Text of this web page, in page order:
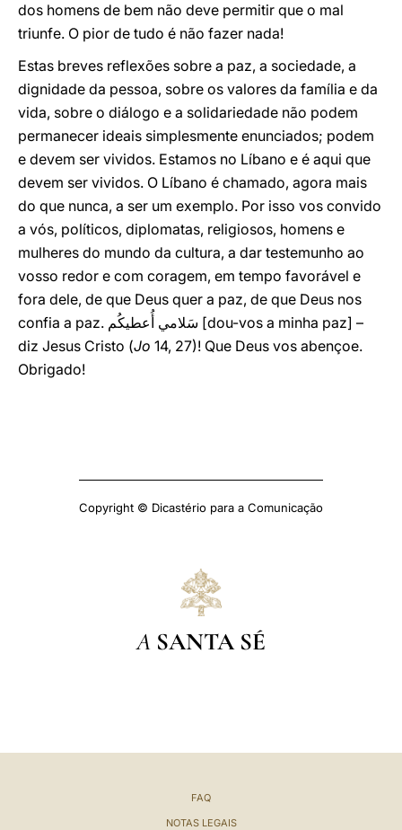
dos homens de bem não deve permitir que o mal
triunfe. O pior de tudo é não fazer nada!
Estas breves reflexões sobre a paz, a sociedade, a
dignidade da pessoa, sobre os valores da família e da
vida, sobre o diálogo e a solidariedade não podem
permanecer ideais simplesmente enunciados; podem
e devem ser vividos. Estamos no Líbano e é aqui que
devem ser vividos. O Líbano é chamado, agora mais
do que nunca, a ser um exemplo. Por isso vos convido
a vós, políticos, diplomatas, religiosos, homens e
mulheres do mundo da cultura, a dar testemunho ao
vosso redor e com coragem, em tempo favorável e
fora dele, de que Deus quer a paz, de que Deus nos
confia a paz. سَلامي أُعطيكُم [dou-vos a minha paz] –
diz Jesus Cristo (Jo 14, 27)! Que Deus vos abençoe.
Obrigado!
Copyright © Dicastério para a Comunicação
A SANTA SÉ
FAQ
NOTAS LEGAIS